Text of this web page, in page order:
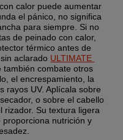
calor puede aumentar
el pánico, no significa
para siempre. Si no
de peinado con calor,
térmico antes de
aclarado ULTIMATE
también combate otros
el encrespamiento, la
rayos UV. Aplícala sobre
o sobre el cabello
rizador. Su textura ligera
nutrición y